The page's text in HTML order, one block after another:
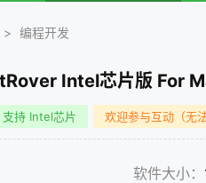
> 编程开发
Intel芯片版 For
支持 Intel芯片 欢迎参与互动（无
软件大小：